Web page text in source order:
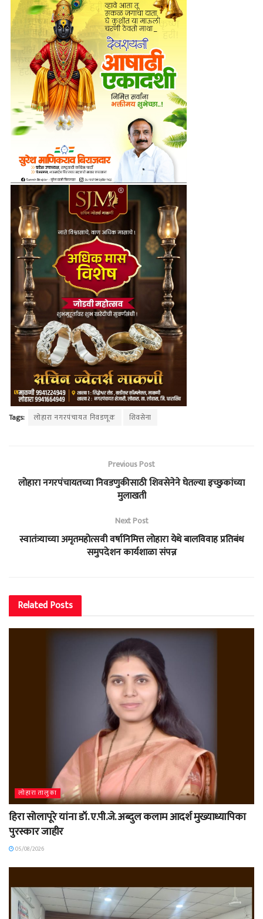
Tags: लोहारा नगरपंचायत निवडणूक शिवसेना
Previous Post
लोहारा नगरपंचायतच्या निवडणुकीसाठी शिवसेनेने घेतल्या इच्छुकांच्या
मुलाखती
Next Post
स्वातंत्र्याच्या अमृतमहोत्सवी वर्षानिमित्त लोहारा येथे बालविवाह प्रतिबंध
समुपदेशन कार्यशाळा संपन्न
RelatedPosts
लोहारा तालुका
हिरा सोलापूरे यांना डॉ. ए.पी.जे. अब्दुल कलाम आदर्श मुख्याध्यापिका
पुरस्कार जाहीर
05/08/2026